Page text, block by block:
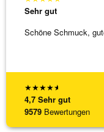
★★★★★
4,7 Sehr gut
9579 Bewertungen
Sehr gut
Schöne Schmuck,